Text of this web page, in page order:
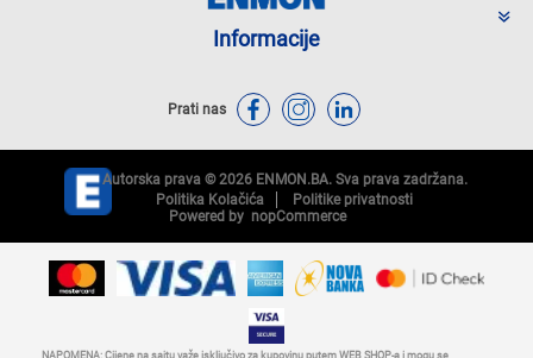
Informacije
Prati nas
Autorska prava © 2026 ENMON.BA. Sva prava zadržana.
Politika Kolačića
Politike privatnosti
Powered by nopCommerce